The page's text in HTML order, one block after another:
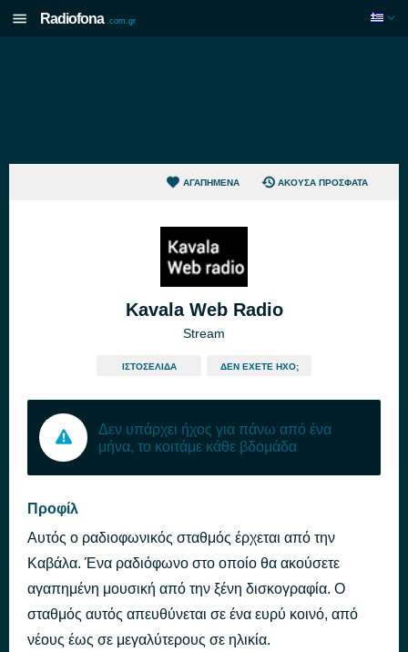
Radiofona .com.gr
ΑΓΑΠΗΜΈΝΑ ΆΚΟΥΣΑ ΠΡΌΣΦΑΤΑ
Kavala Web Radio
Stream
ΙΣΤΟΣΕΛΊΔΑ ΔΕΝ ΈΧΕΤΕ ΉΧΟ;
Δεν υπάρχει ήχος για πάνω από ένα
μήνα, το κοιτάμε κάθε βδομάδα
Προφίλ
Αυτός ο ραδιοφωνικός σταθμός έρχεται από την
Καβάλα. Ένα ραδιόφωνο στο οποίο θα ακούσετε
αγαπημένη μουσική από την ξένη δισκογραφία. Ο
σταθμός αυτός απευθύνεται σε ένα ευρύ κοινό, από
νέους έως σε μεγαλύτερους σε ηλικία.